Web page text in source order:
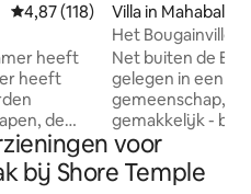
Gemiddelde beoordeling van
4,87 (118)
heeft
heeft
de
bedden
boeken de
Villa in
Het
Net buiten de
gelegen in een
gemeenschap,
gemakkelijk -
koele
minuten lopen. De villa en de tuin zijn
ook vrij ruim met
voor
bij Shore Temple